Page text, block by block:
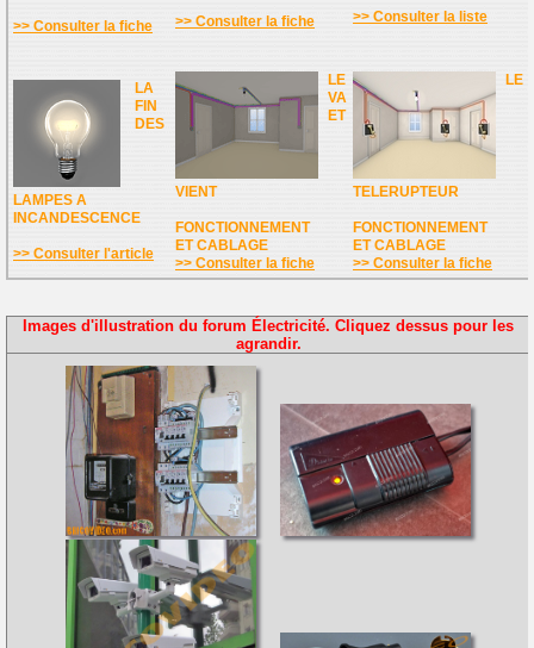
>> Consulter la fiche >> Consulter la fiche >> Consulter la liste
LA
FIN
DES
LAMPES A
INCANDESCENCE
>> Consulter l'article
LE
VA
ET
VIENT
FONCTIONNEMENT
ET CABLAGE
>> Consulter la fiche
LE
TELERUPTEUR
FONCTIONNEMENT
ET CABLAGE
>> Consulter la fiche
Images d'illustration du forum Électricité. Cliquez dessus pour les
agrandir.